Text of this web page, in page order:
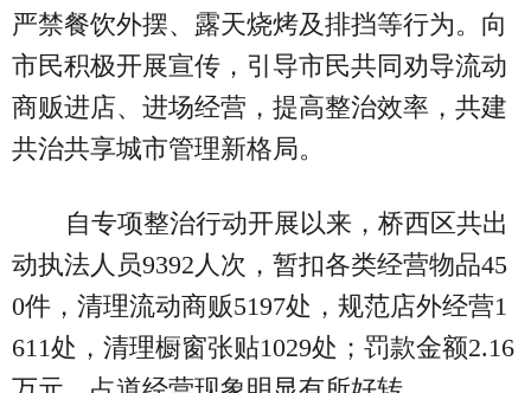
严禁餐饮外摆、露天烧烤及排挡等行为。向
市民积极开展宣传，引导市民共同劝导流动
商贩进店、进场经营，提高整治效率，共建
共治共享城市管理新格局。
自专项整治行动开展以来，桥西区共出
动执法人员9392人次，暂扣各类经营物品45
0件，清理流动商贩5197处，规范店外经营1
611处，清理橱窗张贴1029处；罚款金额2.16